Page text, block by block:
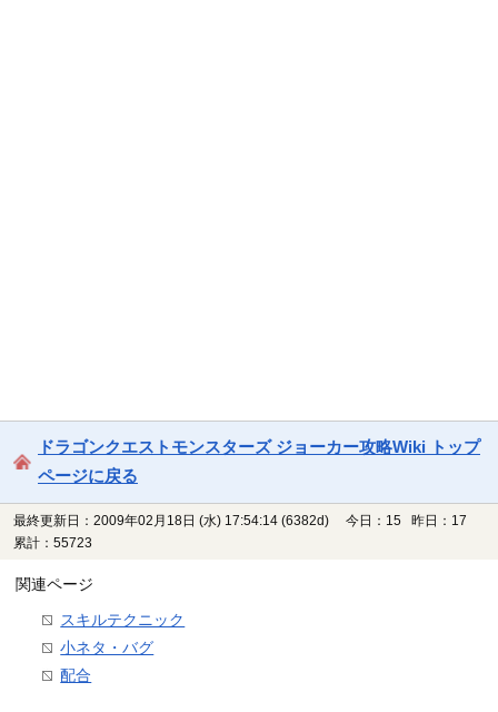
ドラゴンクエストモンスターズ ジョーカー攻略Wiki トップ
ページに戻る
最終更新日：2009年02月18日 (水) 17:54:14 (6382d)
今日：15 昨日：17
累計：55723
関連ページ
スキルテクニック
小ネタ・バグ
配合